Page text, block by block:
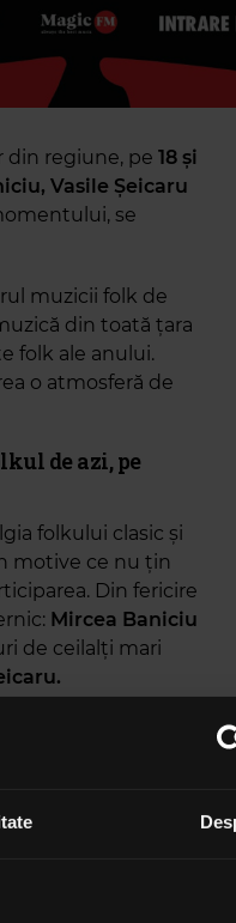
din regiune, pe 18 și
Vasile Șeicaru
se
muzicii folk de
din toată țara
folk ale anului.
o atmosferă de
de azi, pe
folkului clasic și
motive ce nu țin
Din fericire
Mircea Baniciu
de ceilalți mari
radio